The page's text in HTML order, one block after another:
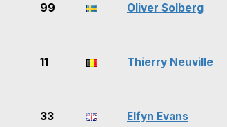
99 Oliver Solberg
11 Thierry Neuville
33 Elfyn Evans